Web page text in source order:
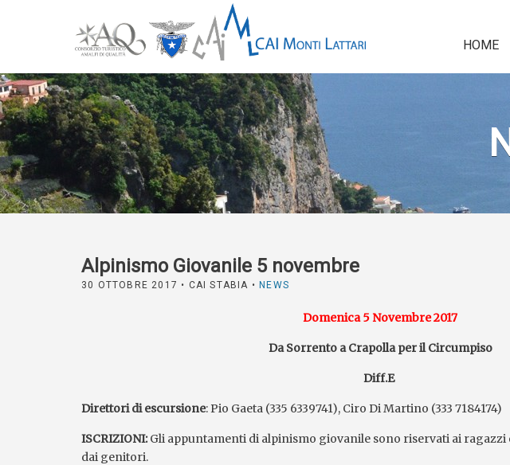
HOME
Alpinismo Giovanile 5 novembre
30 OTTOBRE 2017 • CAI STABIA • NEWS
Domenica 5 Novembre 2017
Da Sorrento a Crapolla per il Circumpiso
Diff.E
Direttori di escursione: Pio Gaeta (335 6339741), Ciro Di Martino (333 7184174)
ISCRIZIONI:Gli appuntamenti di alpinismo giovanile sono riservati ai
dai genitori.